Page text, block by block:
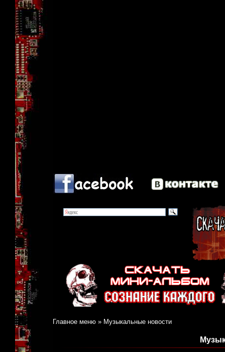
Главное меню » Музыкальные новости